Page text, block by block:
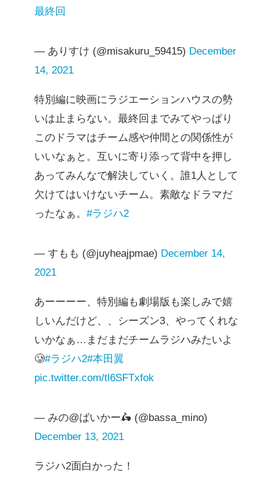
最終回
— ありすけ (@misakuru_59415) December
14, 2021
特別編に映画にラジエーションハウスの勢
いは止まらない。最終回までみてやっぱり
このドラマはチーム感や仲間との関係性が
いいなぁと。互いに寄り添って背中を押し
あってみんなで解決していく。誰1人として
欠けてはいけないチーム。素敵なドラマだ
ったなぁ。 #ラジハ2
— すもも (@juyheajpmae) December 14,
2021
あーーーー、特別編も劇場版も楽しみで嬉
しいんだけど、、シーズン3、やってくれな
いかなぁ…まだまだチームラジハみたいよ
🥲#ラジハ2#本田翼
pic.twitter.com/tl6SFTxfok
— みの@ばいかー🛵 (@bassa_mino)
December 13, 2021
ラジハ2面白かった！